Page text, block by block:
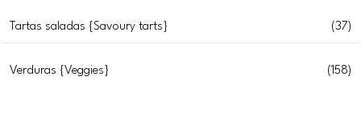
Tartas saladas {Savoury tarts} (37)
Verduras {Veggies} (158)